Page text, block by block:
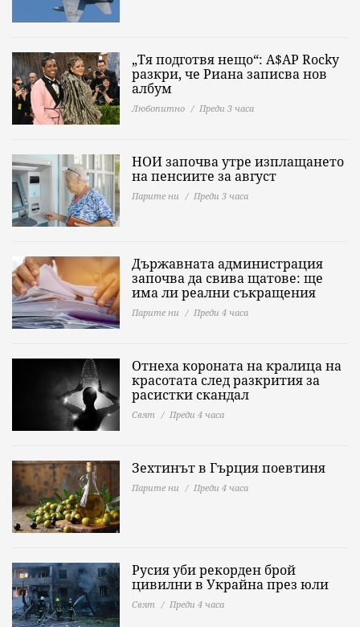
„Тя подготвя нещо“: A$AP Rocky
разкри, че Риана записва нов
албум
Любопитно Преди 3 часа
НОИ започва утре изплащането
на пенсиите за август
Парите ни Преди 3 часа
Държавната администрация
започва да свива щатове: ще
има ли реални съкращения
Парите ни Преди 4 часа
Отнеха короната на кралица на
красотата след разкрития за
расистки скандал
Свят Преди 4 часа
Зехтинът в Гърция поевтиня
Парите ни Преди 4 часа
Русия уби рекорден брой
цивилни в Украйна през юли
Свят Преди 4 часа